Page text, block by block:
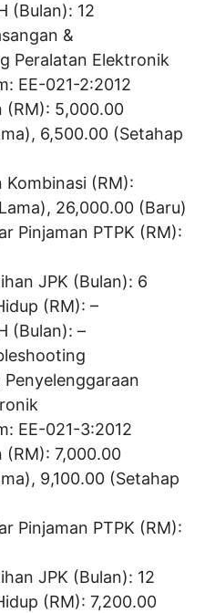
(Bulan): 12
&
Peralatan Elektronik
EE-021-2:2012
(RM): 5,000.00
6,500.00 (Setahap
Kombinasi (RM):
26,000.00 (Baru)
Pinjaman PTPK (RM):
JPK (Bulan): 6
(RM): –
(Bulan): –
Penyelenggaraan
EE-021-3:2012
(RM): 7,000.00
9,100.00 (Setahap
Pinjaman PTPK (RM):
JPK (Bulan): 12
(RM): 7,200.00